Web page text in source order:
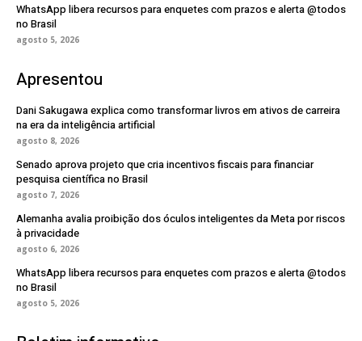
WhatsApp libera recursos para enquetes com prazos e alerta @todos
no Brasil
agosto 5, 2026
Apresentou
Dani Sakugawa explica como transformar livros em ativos de carreira
na era da inteligência artificial
agosto 8, 2026
Senado aprova projeto que cria incentivos fiscais para financiar
pesquisa científica no Brasil
agosto 7, 2026
Alemanha avalia proibição dos óculos inteligentes da Meta por riscos
à privacidade
agosto 6, 2026
WhatsApp libera recursos para enquetes com prazos e alerta @todos
no Brasil
agosto 5, 2026